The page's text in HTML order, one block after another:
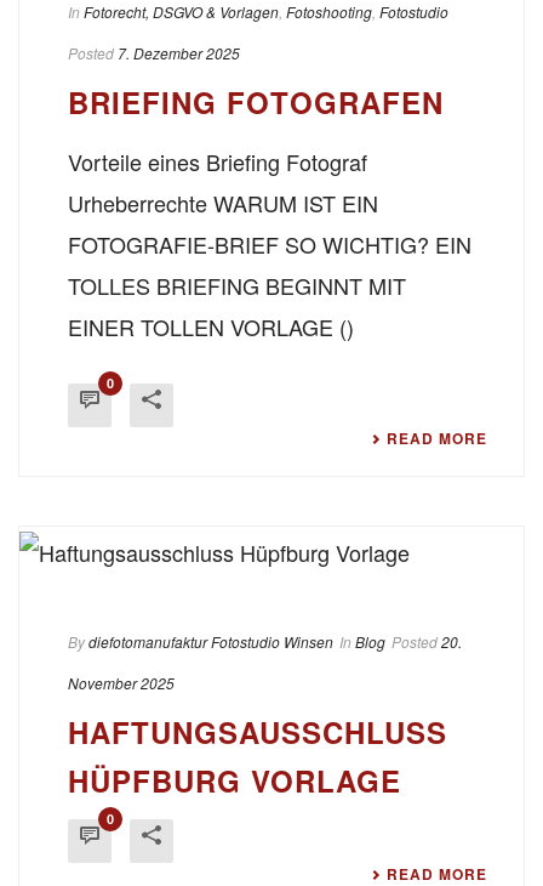
In Fotorecht, DSGVO & Vorlagen Fotoshooting Fotostudio
Posted 7. Dezember 2025
BRIEFING FOTOGRAFEN
Vorteile eines Briefing Fotograf
Urheberrechte WARUM IST EIN
FOTOGRAFIE-BRIEF SO WICHTIG? EIN
TOLLES BRIEFING BEGINNT MIT
EINER TOLLEN VORLAGE ()
0
READ MORE
Bydiefotomanufaktur Fotostudio Winsen In Blog Posted20.
November 2025
HAFTUNGSAUSSCHLUSS
HÜPFBURG VORLAGE
0
READ MORE